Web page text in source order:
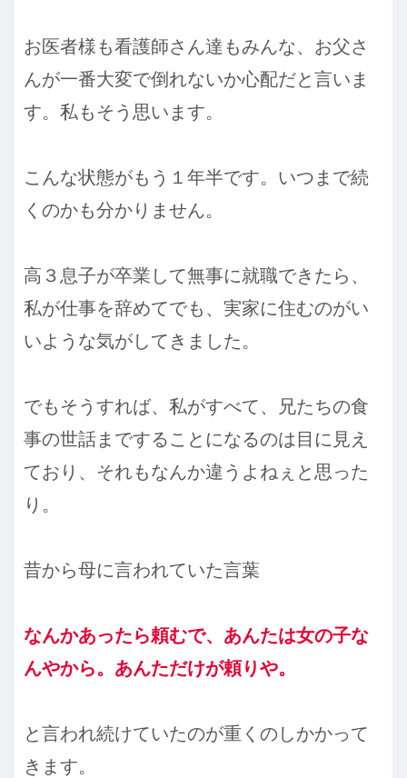
お医者様も看護師さん達もみんな、お父さ
んが一番大変で倒れないか心配だと言いま
す。私もそう思います。
こんな状態がもう１年半です。いつまで続
くのかも分かりません。
高３息子が卒業して無事に就職できたら、
私が仕事を辞めてでも、実家に住むのがい
いような気がしてきました。
でもそうすれば、私がすべて、兄たちの食
事の世話まですることになるのは目に見え
ており、それもなんか違うよねぇと思った
り。
昔から母に言われていた言葉
なんかあったら頼むで、あんたは女の子な
んやから。あんただけが頼りや。
と言われ続けていたのが重くのしかかって
きます。